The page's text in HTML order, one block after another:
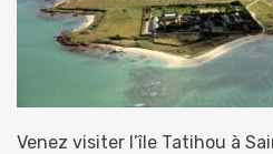
Venez visiter l’île Tatihou à